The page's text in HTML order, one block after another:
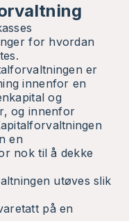
for hvordan
er
innenfor en
og
og innenfor
en
nok til å dekke
utøves slik
på en